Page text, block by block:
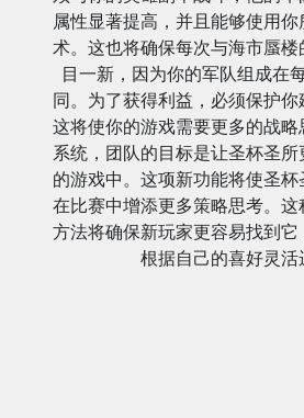
属性显著提高，并且能够使用
术。这也将确保每次与海市蜃
目一新，因为你的军队组成在
同。为了获得利益，必须保护你
这将使你的游戏需要更多的战
系统，团队的目标是让圣杯圣
的游戏中。这项新功能将使圣
在比赛中增添更多策略思考。
方法将确保新玩家更容易找到
根据自己的喜好灵活